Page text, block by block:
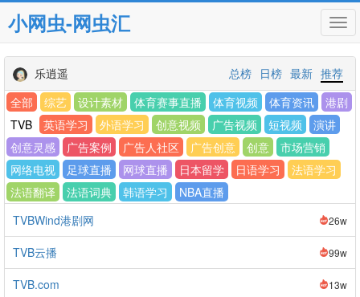
小网虫-网虫汇
乐逍遥 推荐
最新
日榜
总榜
全部
综艺 设计素材 体育赛事直播 体育视频 体育资讯
港剧
TVB
英语学习 外语学习 创意视频 广告视频 短视频
演讲
创意灵感
广告案例 广告人社区 广告创意 创意
市场营销
网络电视
足球直播 网球直播 日本留学 日语学习
法语学习
法语翻译
法语词典 韩语学习
NBA直播
TVBWind港剧网
26w
TVB云播 99w
TVB.com 13w